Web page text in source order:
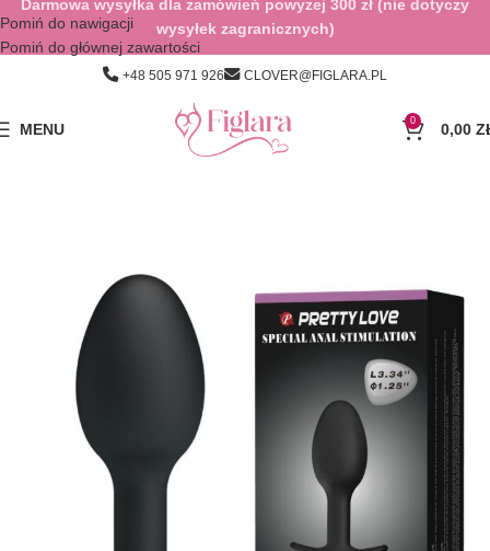
Pomiń do nawigacji
Pomiń do głównej zawartości
+48 505 971 926 CLOVER@FIGLARA.PL
MENU 0 0,00
Darmowa wysyłka dla zamówień powyżej 300 zł (nie dotyczy
wysyłek zagranicznych)